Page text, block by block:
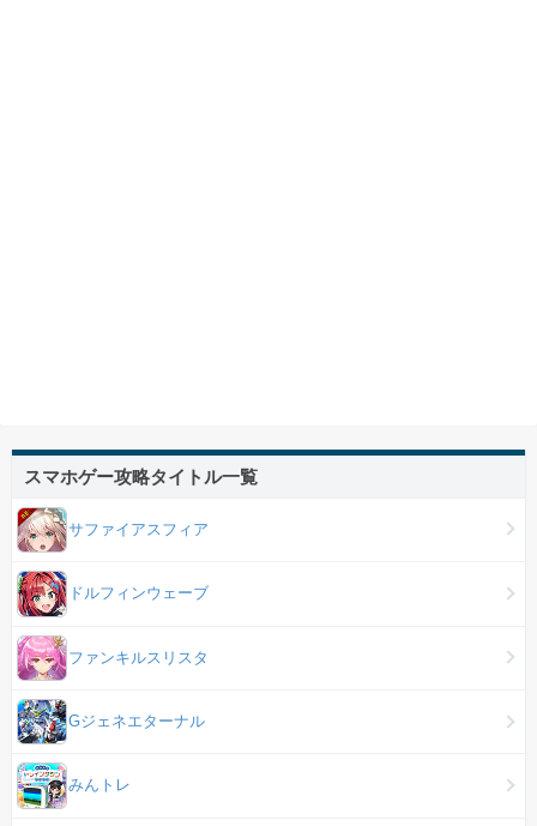
スマホゲー攻略タイトル一覧
サファイアスフィア
ドルフィンウェーブ
ファンキルスリスタ
Gジェネエターナル
みんトレ